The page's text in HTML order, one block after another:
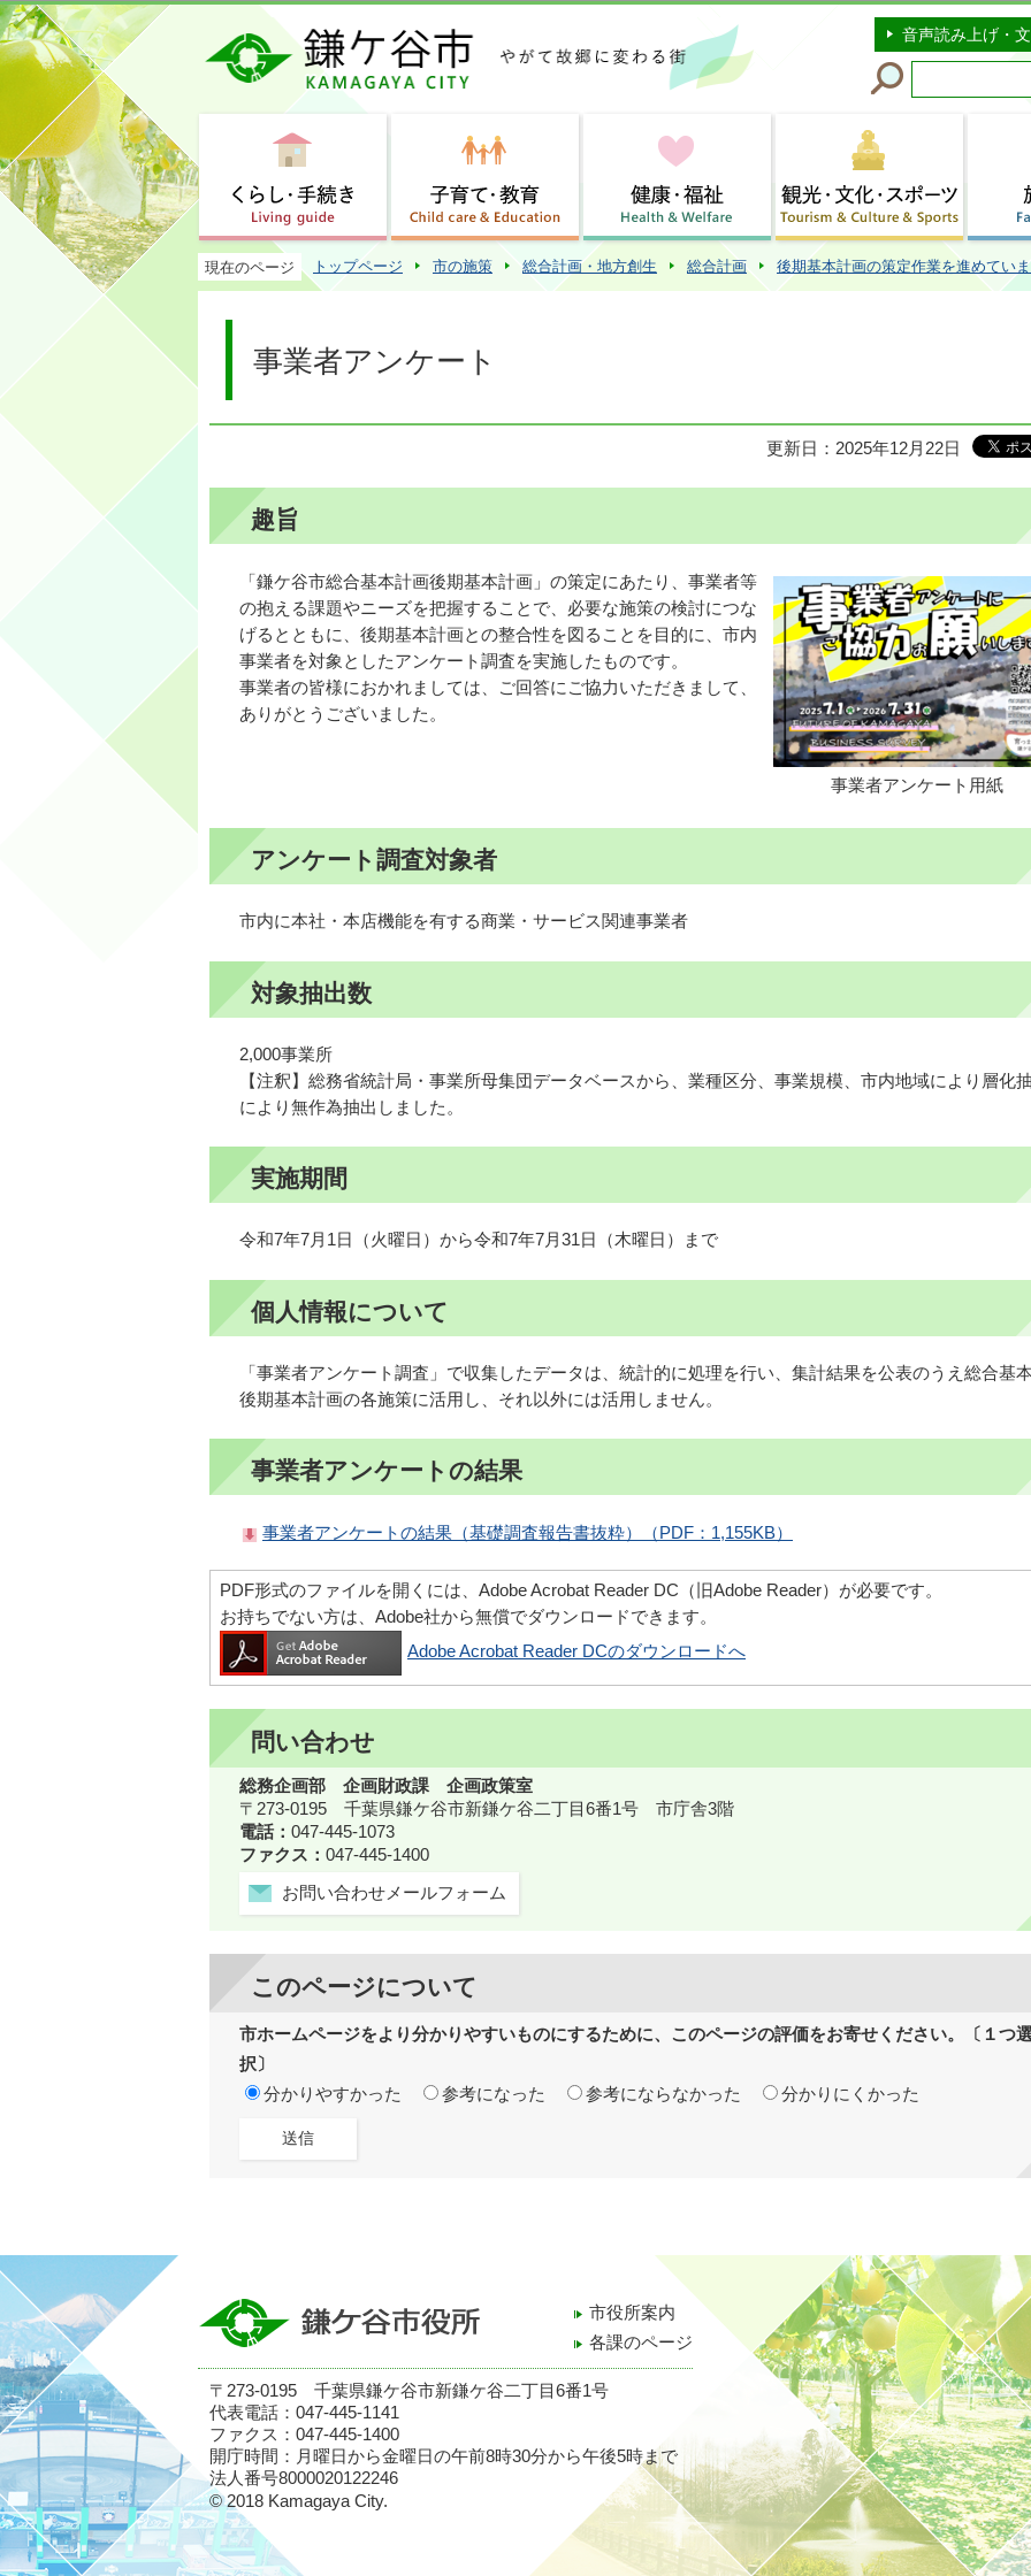
このページの本文へ移動
音声読み上げ・
現在のページ トップページ 市の施策 総合計画・地方創生 総合計画 後期基本計画の策定作業を進めてい
事業者アンケート
更新日：2025年12月22日
趣旨
事業者アンケート用紙
「鎌ケ谷市総合基本計画後期基本計画」の策定にあたり、事業者等
の抱える課題やニーズを把握することで、必要な施策の検討につな
げるとともに、後期基本計画との整合性を図ることを目的に、市内
事業者を対象としたアンケート調査を実施したものです。
事業者の皆様におかれましては、ご回答にご協力いただきまして、
ありがとうございました。
アンケート調査対象者
市内に本社・本店機能を有する商業・サービス関連事業者
対象抽出数
2,000事業所
【注釈】総務省統計局・事業所母集団データベースから、業種区分、事業規模、市内地域により層化
により無作為抽出しました。
実施期間
令和7年7月1日（火曜日）から令和7年7月31日（木曜日）まで
個人情報について
「事業者アンケート調査」で収集したデータは、統計的に処理を行い、集計結果を公表のうえ総合基
後期基本計画の各施策に活用し、それ以外には活用しません。
事業者アンケートの結果
事業者アンケートの結果（基礎調査報告書抜粋）（PDF：1,155KB）
PDF形式のファイルを開くには、Adobe Acrobat Reader DC（旧Adobe Reader）が必要です。
お持ちでない方は、Adobe社から無償でダウンロードできます。
Adobe Acrobat Reader DCのダウンロードへ
問い合わせ
総務企画部 企画財政課 企画政策室
〒273-0195 千葉県鎌ケ谷市新鎌ケ谷二丁目6番1号 市庁舎3階
電話： 047-445-1073
ファクス： 047-445-1400
お問い合わせメールフォーム
このページについて
市ホームページをより分かりやすいものにするために、このページの評価をお寄せください。〔１つ
択〕
分かりやすかった
参考になった 参考にならなかった 分かりにくかった
市役所案内
各課のページ
〒273-0195 千葉県鎌ケ谷市新鎌ケ谷二丁目6番1号
代表電話：047-445-1141
ファクス：047-445-1400
開庁時間：月曜日から金曜日の午前8時30分から午後5時まで
法人番号8000020122246
© 2018 Kamagaya City.